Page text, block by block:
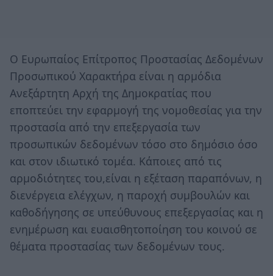
Ο Ευρωπαίος Επίτροπος Προστασίας Δεδομένων
Προσωπικού Χαρακτήρα είναι η αρμόδια
Ανεξάρτητη Αρχή της Δημοκρατίας που
εποπτεύει την εφαρμογή της νομοθεσίας για την
προστασία από την επεξεργασία των
προσωπικών δεδομένων τόσο στο δημόσιο όσο
και στον ιδιωτικό τομέα. Κάποιες από τις
αρμοδιότητες του,είναι η εξέταση παραπόνων, η
διενέργεια ελέγχων, η παροχή συμβουλών και
καθοδήγησης σε υπεύθυνους επεξεργασίας και η
ενημέρωση και ευαισθητοποίηση του κοινού σε
θέματα προστασίας των δεδομένων τους.